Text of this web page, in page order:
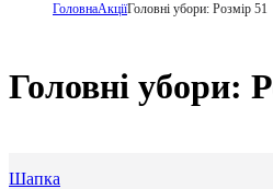
ГоловнаАкціїГоловні убори: Розмір 51
Головні убори:
Шапка